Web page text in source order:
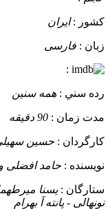
کشور :ایران
زبان : فارسی
:
رده سني : همه سنین
مدت زمان : 90 دقیقه
کارگردان : حسین
نويسنده : حامد افضلی
ستارگان :یسنا
نونهالی - پانته آ بهرام